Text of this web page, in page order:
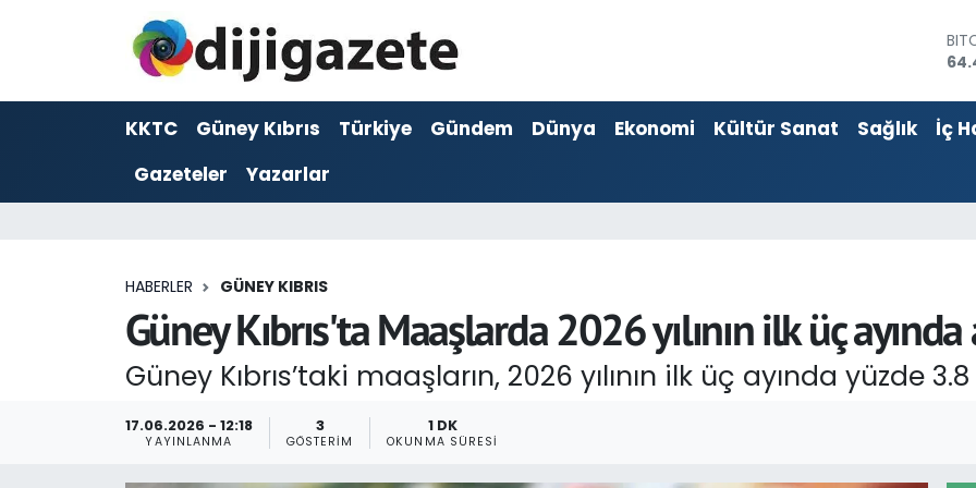
KKTC Güney Kıbrıs Türkiye Gündem Dünya Ekonomi Kültür Sanat Sağlık İç
Gazeteler
Yazarlar
HABERLER GÜNEY KIBRIS
Güney Kıbrıs'ta Maaşlarda 2026 yılının ilk üç ayında
Güney Kıbrıs’taki maaşların, 2026 yılının ilk üç ayında yüzde
17.06.2026 - 12:18
YAYINLANMA
3
GÖSTERIM
1 DK
OKUNMA SÜRESI
ADVERTORIAL
Dijigazete
Foto Galeri
Hava Durumu
Trafik Durumu
Haber Arşivi